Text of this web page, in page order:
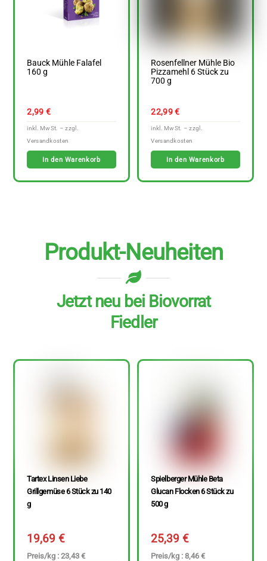
Bauck Mühle Falafel
160 g
2,99 €
In den Warenkorb
Rosenfellner Mühle Bio
Pizzamehl 6 Stück zu
700 g
22,99€
In den Warenkorb
Produkt-Neuheiten
Jetzt neu bei Biovorrat
Fiedler
Tartex Linsen Liebe
Grillgemüse 6 Stück zu 140
g
19,69€
Preis/kg : 23,43 €
Spielberger Mühle Beta
Glucan Flocken 6 Stück zu
500 g
25,39€
Preis/kg : 8,46 €